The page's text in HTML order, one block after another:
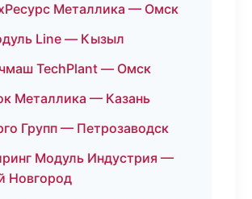
Металлика — Омск
Line — Кызыл
TechPlant — Омск
Металлика — Казань
Групп — Петрозаводск
Модуль Индустрия —
Новгород